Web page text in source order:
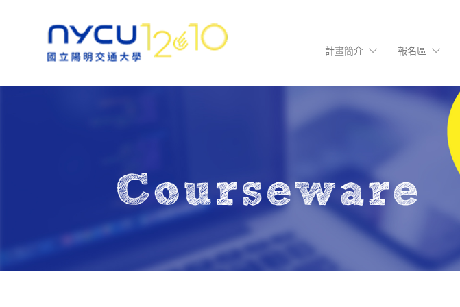
計畫簡介 報名區